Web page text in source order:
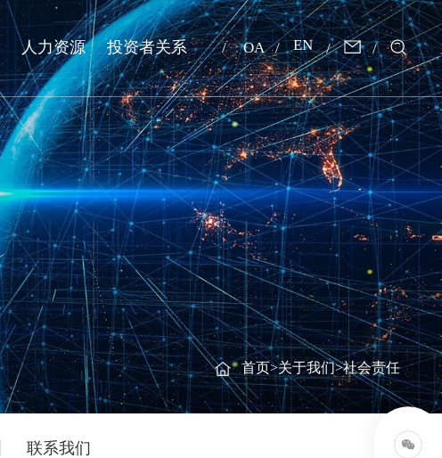
人力资源 投资者关系 OA EN
首页>关于我们>社会责任
联系我们